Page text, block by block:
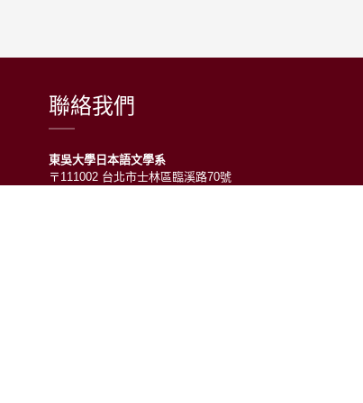
聯絡我們
東吳大學日本語文學系
〒111002 台北市士林區臨溪路70號